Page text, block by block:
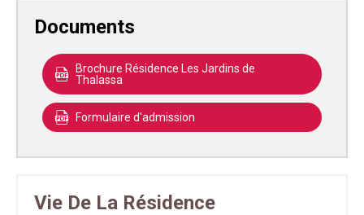
Documents
Brochure Résidence Les Jardins de
Thalassa
Formulaire d'admission
Vie De La Résidence